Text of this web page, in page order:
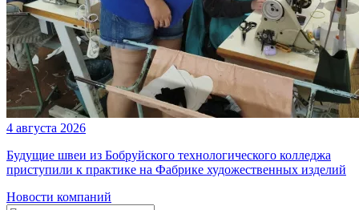
4 августа 2026
Будущие швеи из Бобруйского технологического колледжа
приступили к практике на Фабрике художественных изделий
Новости компаний